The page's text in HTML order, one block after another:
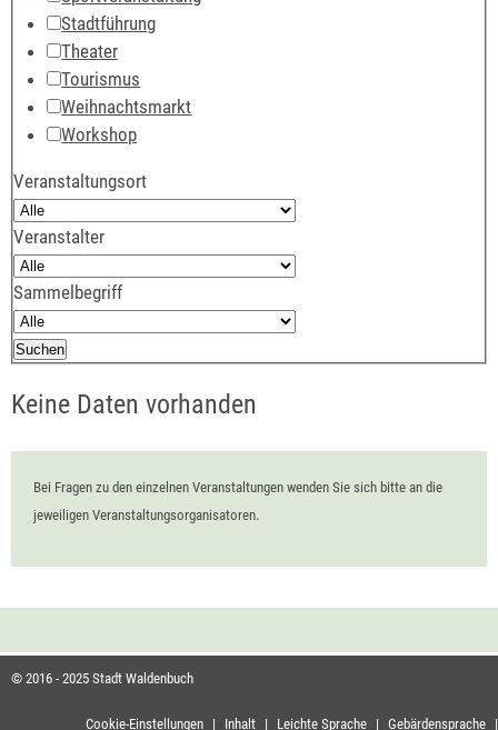
Stadtführung
Theater
Tourismus
Weihnachtsmarkt
Workshop
Veranstaltungsort
Veranstalter
Sammelbegriff
Keine Daten vorhanden
Bei Fragen zu den einzelnen Veranstaltungen wenden Sie sich bitte an die
jeweiligen Veranstaltungsorganisatoren.
© 2016 - 2025 Stadt Waldenbuch
Cookie-Einstellungen | Inhalt | Leichte Sprache | Gebärdensprache |